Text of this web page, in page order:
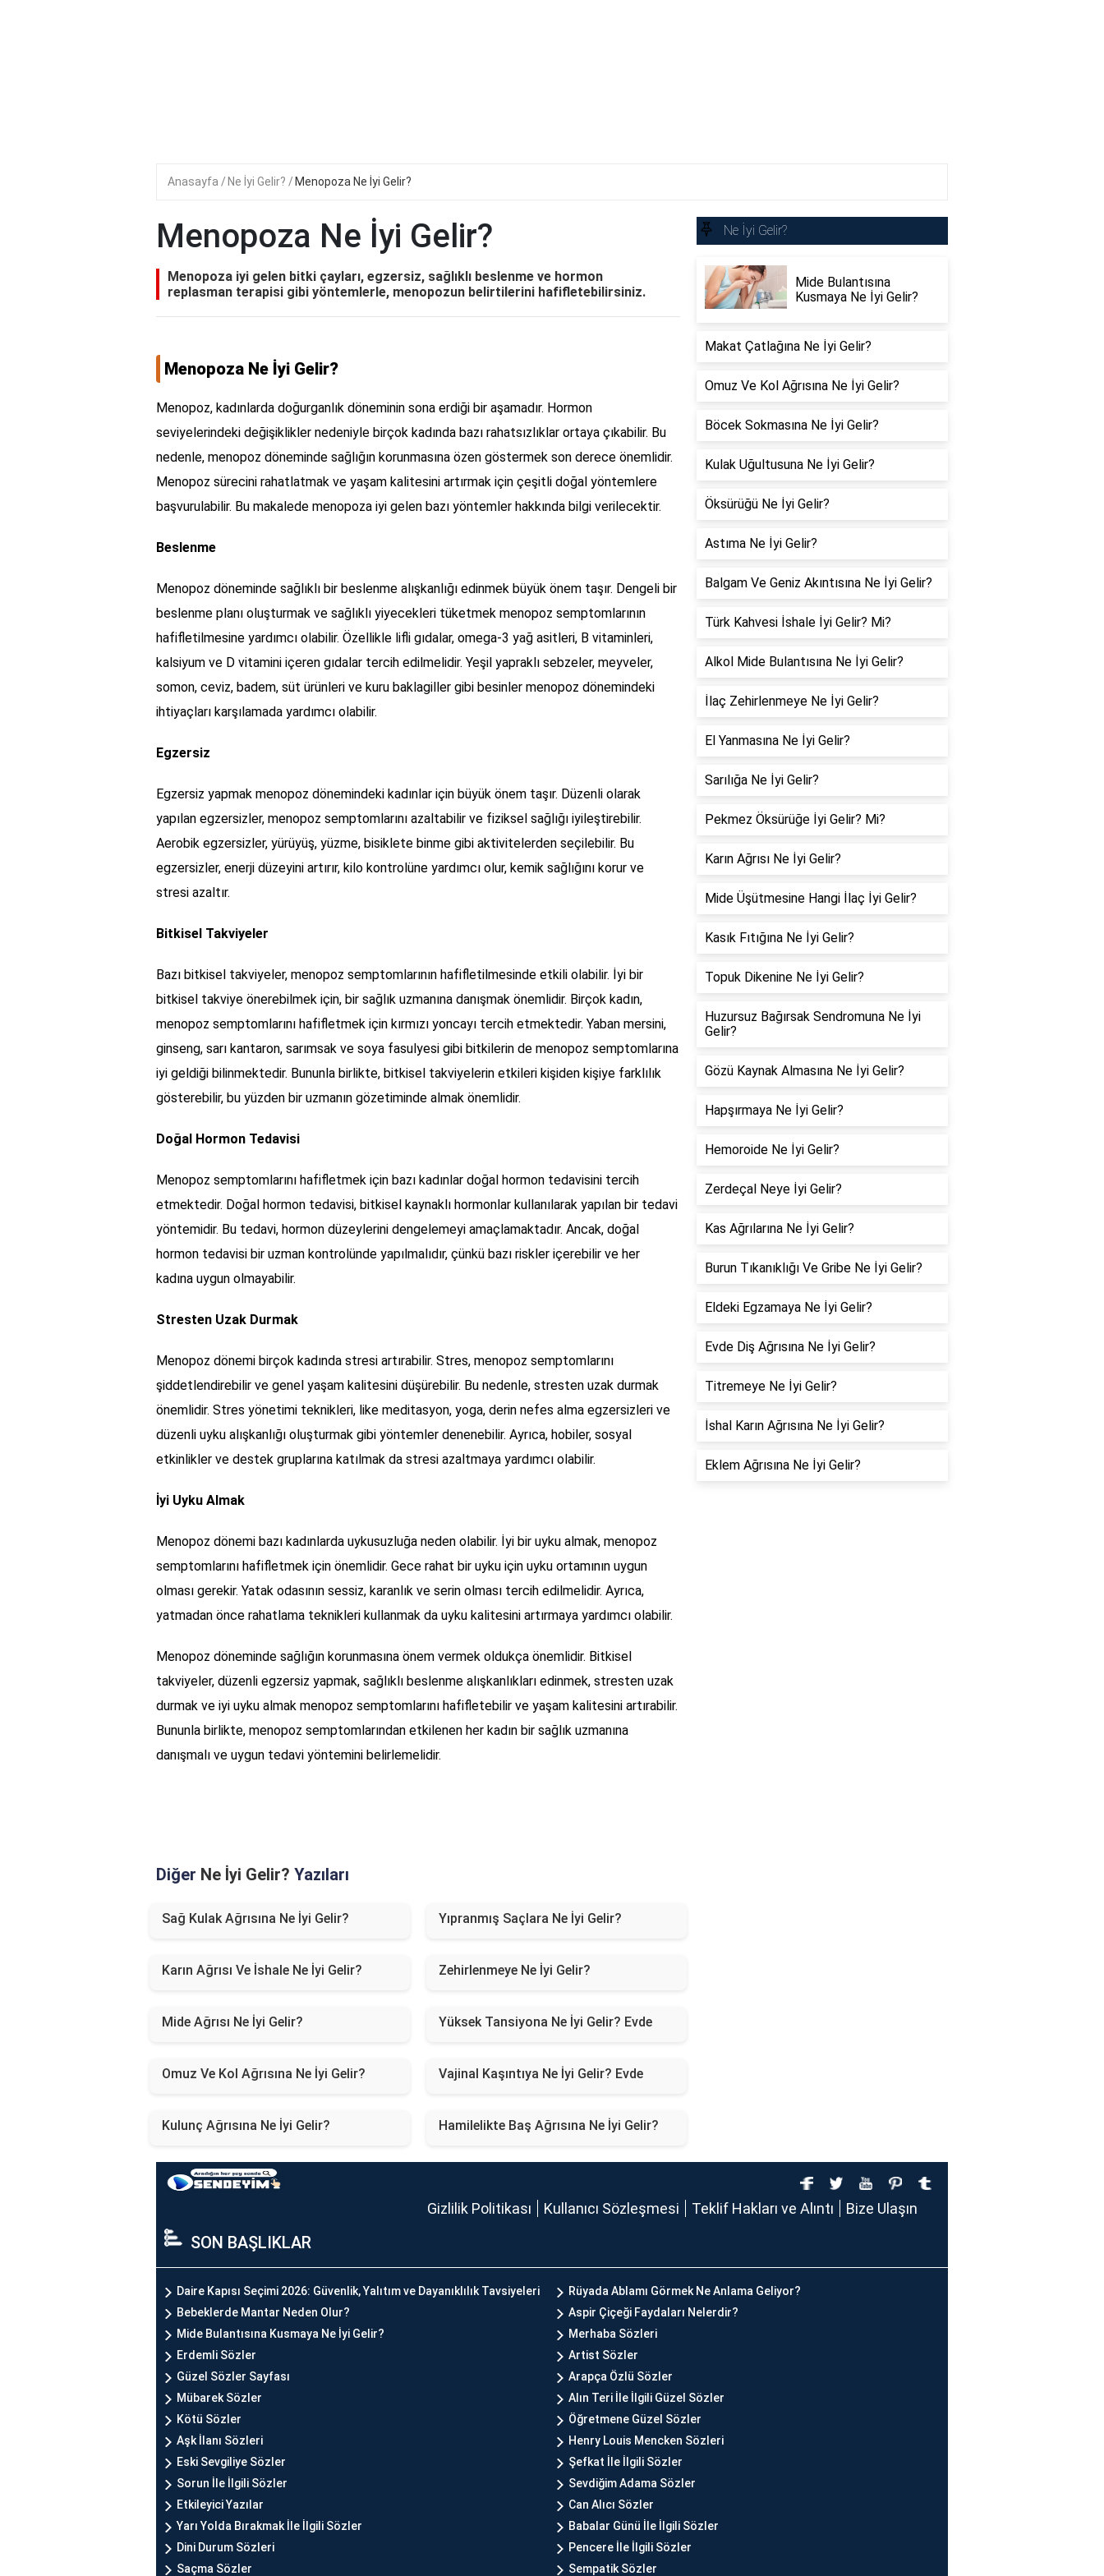
Anasayfa Ne İyi Gelir? Menopoza Ne İyi Gelir?
Menopoza Ne İyi Gelir?
Menopoza iyi gelen bitki çayları, egzersiz, sağlıklı beslenme ve hormon
replasman terapisi gibi yöntemlerle, menopozun belirtilerini hafifletebilirsiniz.
Menopoza Ne İyi Gelir?
Menopoz, kadınlarda doğurganlık döneminin sona erdiği bir aşamadır. Hormon
seviyelerindeki değişiklikler nedeniyle birçok kadında bazı rahatsızlıklar ortaya çıkabilir. Bu
nedenle, menopoz döneminde sağlığın korunmasına özen göstermek son derece önemlidir.
Menopoz sürecini rahatlatmak ve yaşam kalitesini artırmak için çeşitli doğal yöntemlere
başvurulabilir. Bu makalede menopoza iyi gelen bazı yöntemler hakkında bilgi verilecektir.
Beslenme
Menopoz döneminde sağlıklı bir beslenme alışkanlığı edinmek büyük önem taşır. Dengeli bir
beslenme planı oluşturmak ve sağlıklı yiyecekleri tüketmek menopoz semptomlarının
hafifletilmesine yardımcı olabilir. Özellikle lifli gıdalar, omega-3 yağ asitleri, B vitaminleri,
kalsiyum ve D vitamini içeren gıdalar tercih edilmelidir. Yeşil yapraklı sebzeler, meyveler,
somon, ceviz, badem, süt ürünleri ve kuru baklagiller gibi besinler menopoz dönemindeki
ihtiyaçları karşılamada yardımcı olabilir.
Egzersiz
Egzersiz yapmak menopoz dönemindeki kadınlar için büyük önem taşır. Düzenli olarak
yapılan egzersizler, menopoz semptomlarını azaltabilir ve fiziksel sağlığı iyileştirebilir.
Aerobik egzersizler, yürüyüş, yüzme, bisiklete binme gibi aktivitelerden seçilebilir. Bu
egzersizler, enerji düzeyini artırır, kilo kontrolüne yardımcı olur, kemik sağlığını korur ve
stresi azaltır.
Bitkisel Takviyeler
Bazı bitkisel takviyeler, menopoz semptomlarının hafifletilmesinde etkili olabilir. İyi bir
bitkisel takviye önerebilmek için, bir sağlık uzmanına danışmak önemlidir. Birçok kadın,
menopoz semptomlarını hafifletmek için kırmızı yoncayı tercih etmektedir. Yaban mersini,
ginseng, sarı kantaron, sarımsak ve soya fasulyesi gibi bitkilerin de menopoz semptomlarına
iyi geldiği bilinmektedir. Bununla birlikte, bitkisel takviyelerin etkileri kişiden kişiye farklılık
gösterebilir, bu yüzden bir uzmanın gözetiminde almak önemlidir.
Doğal Hormon Tedavisi
Menopoz semptomlarını hafifletmek için bazı kadınlar doğal hormon tedavisini tercih
etmektedir. Doğal hormon tedavisi, bitkisel kaynaklı hormonlar kullanılarak yapılan bir tedavi
yöntemidir. Bu tedavi, hormon düzeylerini dengelemeyi amaçlamaktadır. Ancak, doğal
hormon tedavisi bir uzman kontrolünde yapılmalıdır, çünkü bazı riskler içerebilir ve her
kadına uygun olmayabilir.
Stresten Uzak Durmak
Menopoz dönemi birçok kadında stresi artırabilir. Stres, menopoz semptomlarını
şiddetlendirebilir ve genel yaşam kalitesini düşürebilir. Bu nedenle, stresten uzak durmak
önemlidir. Stres yönetimi teknikleri, like meditasyon, yoga, derin nefes alma egzersizleri ve
düzenli uyku alışkanlığı oluşturmak gibi yöntemler denenebilir. Ayrıca, hobiler, sosyal
etkinlikler ve destek gruplarına katılmak da stresi azaltmaya yardımcı olabilir.
İyi Uyku Almak
Menopoz dönemi bazı kadınlarda uykusuzluğa neden olabilir. İyi bir uyku almak, menopoz
semptomlarını hafifletmek için önemlidir. Gece rahat bir uyku için uyku ortamının uygun
olması gerekir. Yatak odasının sessiz, karanlık ve serin olması tercih edilmelidir. Ayrıca,
yatmadan önce rahatlama teknikleri kullanmak da uyku kalitesini artırmaya yardımcı olabilir.
Menopoz döneminde sağlığın korunmasına önem vermek oldukça önemlidir. Bitkisel
takviyeler, düzenli egzersiz yapmak, sağlıklı beslenme alışkanlıkları edinmek, stresten uzak
durmak ve iyi uyku almak menopoz semptomlarını hafifletebilir ve yaşam kalitesini artırabilir.
Bununla birlikte, menopoz semptomlarından etkilenen her kadın bir sağlık uzmanına
danışmalı ve uygun tedavi yöntemini belirlemelidir.
Diğer Ne İyi Gelir? Yazıları
Sağ Kulak Ağrısına Ne İyi Gelir? Yıpranmış Saçlara Ne İyi Gelir?
Karın Ağrısı Ve İshale Ne İyi Gelir? Zehirlenmeye Ne İyi Gelir?
Mide Ağrısı Ne İyi Gelir? Yüksek Tansiyona Ne İyi Gelir? Evde
Omuz Ve Kol Ağrısına Ne İyi Gelir? Vajinal Kaşıntıya Ne İyi Gelir? Evde
Kulunç Ağrısına Ne İyi Gelir? Hamilelikte Baş Ağrısına Ne İyi Gelir?
Ne İyi Gelir?
Mide Bulantısına
Kusmaya Ne İyi Gelir?
Makat Çatlağına Ne İyi Gelir?
Omuz Ve Kol Ağrısına Ne İyi Gelir?
Böcek Sokmasına Ne İyi Gelir?
Kulak Uğultusuna Ne İyi Gelir?
Öksürüğü Ne İyi Gelir?
Astıma Ne İyi Gelir?
Balgam Ve Geniz Akıntısına Ne İyi Gelir?
Türk Kahvesi İshale İyi Gelir? Mi?
Alkol Mide Bulantısına Ne İyi Gelir?
İlaç Zehirlenmeye Ne İyi Gelir?
El Yanmasına Ne İyi Gelir?
Sarılığa Ne İyi Gelir?
Pekmez Öksürüğe İyi Gelir? Mi?
Karın Ağrısı Ne İyi Gelir?
Mide Üşütmesine Hangi İlaç İyi Gelir?
Kasık Fıtığına Ne İyi Gelir?
Topuk Dikenine Ne İyi Gelir?
Huzursuz Bağırsak Sendromuna Ne İyi
Gelir?
Gözü Kaynak Almasına Ne İyi Gelir?
Hapşırmaya Ne İyi Gelir?
Hemoroide Ne İyi Gelir?
Zerdeçal Neye İyi Gelir?
Kas Ağrılarına Ne İyi Gelir?
Burun Tıkanıklığı Ve Gribe Ne İyi Gelir?
Eldeki Egzamaya Ne İyi Gelir?
Evde Diş Ağrısına Ne İyi Gelir?
Titremeye Ne İyi Gelir?
İshal Karın Ağrısına Ne İyi Gelir?
Eklem Ağrısına Ne İyi Gelir?
Gizlilik Politikası Kullanıcı Sözleşmesi Teklif Hakları ve Alıntı Bize Ulaşın
SON BAŞLIKLAR
Daire Kapısı Seçimi 2026: Güvenlik, Yalıtım ve Dayanıklılık Tavsiyeleri
Rüyada Ablamı Görmek Ne Anlama Geliyor?
Bebeklerde Mantar Neden Olur?
Aspir Çiçeği Faydaları Nelerdir?
Mide Bulantısına Kusmaya Ne İyi Gelir?
Merhaba Sözleri
Erdemli Sözler
Artist Sözler
Güzel Sözler Sayfası
Arapça Özlü Sözler
Mübarek Sözler
Alın Teri İle İlgili Güzel Sözler
Kötü Sözler
Öğretmene Güzel Sözler
Aşk İlanı Sözleri
Henry Louis Mencken Sözleri
Eski Sevgiliye Sözler
Şefkat İle İlgili Sözler
Sorun İle İlgili Sözler
Sevdiğim Adama Sözler
Etkileyici Yazılar
Can Alıcı Sözler
Yarı Yolda Bırakmak İle İlgili Sözler
Babalar Günü İle İlgili Sözler
Dini Durum Sözleri
Pencere İle İlgili Sözler
Saçma Sözler
Sempatik Sözler